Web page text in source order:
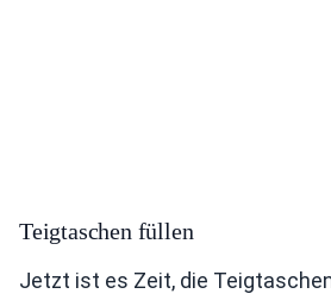
Teigtaschen füllen
Jetzt ist es Zeit, die